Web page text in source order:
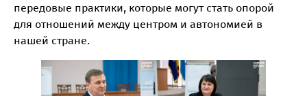
передовые практики, которые могут стать опорой
для отношений между центром и автономией в
нашей стране.